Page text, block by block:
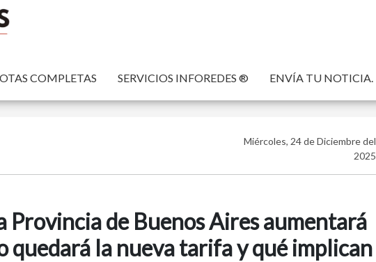
COMPLETAS SERVICIOS INFOREDES ® ENVÍA TU NOTICIA.
Miércoles, 24 de Diciembre del
2025
Provincia de Buenos Aires aumentará
quedará la nueva tarifa y qué implican